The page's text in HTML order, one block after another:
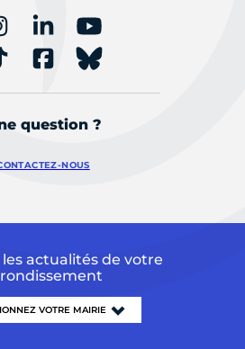
question ?
NOUS
actualités de votre